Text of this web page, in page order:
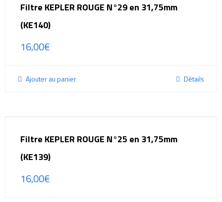
Filtre KEPLER ROUGE N°29 en 31,75mm
(KE140)
16,00€
Ajouter au panier Détails
Filtre KEPLER ROUGE N°25 en 31,75mm
(KE139)
16,00€